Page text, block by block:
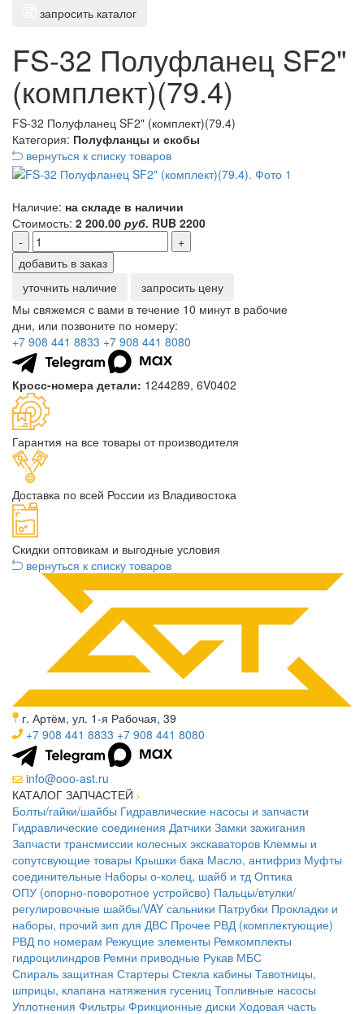
запросить каталог
FS-32 Полуфланец SF2"
(комплект)(79.4)
FS-32 Полуфланец SF2" (комплект)(79.4)
Категория: Полуфланцы и скобы
вернуться к списку товаров
Наличие: на складе в наличии
Стоимость: 2 200.00 руб. RUB 2200
-
+
добавить в заказ
уточнить наличие
запросить цену
Мы свяжемся с вами в течение 10 минут в рабочие
дни, или позвоните по номеру:
+7 908 441 8833 +7 908 441 8080
Кросс-номера детали: 1244289, 6V0402
Гарантия на все товары от производителя
Доставка по всей России из Владивостока
Скидки оптовикам и выгодные условия
вернуться к списку товаров
г. Артём, ул. 1-я Рабочая, 39
+7 908 441 8833 +7 908 441 8080
info@ooo-ast.ru
КАТАЛОГ ЗАПЧАСТЕЙ
Болты/гайки/шайбы Гидравлические насосы и запчасти
Гидравлические соединения Датчики Замки зажигания
Запчасти трансмиссии колесных экскаваторов Клеммы и
сопутсвующие товары Крышки бака Масло, антифриз Муфты
соединительные Наборы о-колец, шайб и тд Оптика
ОПУ (опорно-поворотное устройсво) Пальцы/втулки/
регулировочные шайбы/VAY сальники Патрубки Прокладки и
наборы, прочий зип для ДВС Прочее РВД (комплектующие)
РВД по номерам Режущие элементы Ремкомплекты
гидроцилиндров Ремни приводные Рукав МБС
Спираль защитная Стартеры Стекла кабины Тавотницы,
шприцы, клапана натяжения гусениц Топливные насосы
Уплотнения Фильтры Фрикционные диски Ходовая часть